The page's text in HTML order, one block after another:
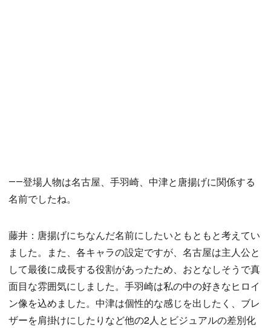
――登場人物は名古屋、手羽崎、中津と唐揚げに関係する
名前でしたね。
藤井：唐揚げにちなんだ名前にしたいともともと考えてい
ました。また、各キャラの設定ですが、名古屋は主人公と
して最後に成長する役割があったため、おとなしそうで真
面目な雰囲気にしました。手羽崎は私の中の好きなヒロイ
ン像を込めました。中津は個性的な感じを出したく、ブレ
ザーを肩掛けにしたりなど他の2人とビジュアルの差別化